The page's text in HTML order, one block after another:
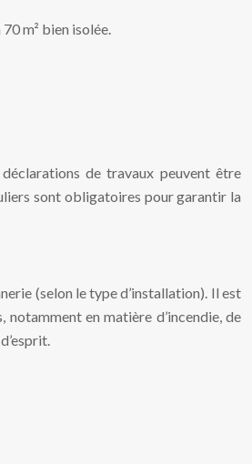
m² bien isolée.
de travaux peuvent être
sont obligatoires pour garantir la
(selon le type d’installation). Il est
en matière d’incendie, de